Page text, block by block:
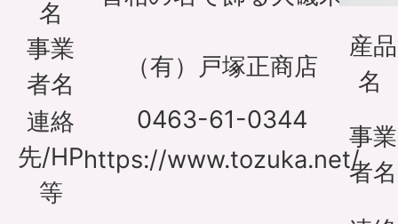
名
事業
者名
（有）戸塚正商店
連絡
先/HP
等
0463-61-0344
https://www.tozuka.net/
産品
名
事業
者名